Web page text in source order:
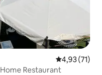
4,93 (71)
Restaurant